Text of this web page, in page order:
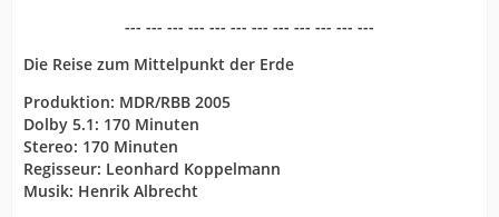
--- --- --- --- --- --- --- --- --- --- --- ---
Die Reise zum Mittelpunkt der Erde
Produktion: MDR/RBB 2005
Dolby 5.1: 170 Minuten
Stereo: 170 Minuten
Regisseur: Leonhard Koppelmann
Musik: Henrik Albrecht